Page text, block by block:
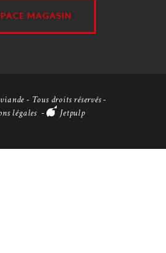
MAGASIN
- Tous droits réservés -
légales - Jetpulp